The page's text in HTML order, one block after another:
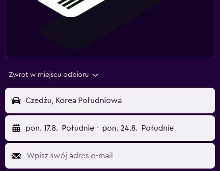
Zwrot w miejscu odbioru
Czedżu, Korea Południowa
pon. 17.8. Południe - pon. 24.8. Południe